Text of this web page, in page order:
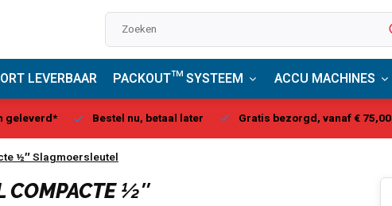
LEVERBAAR PACKOUT™ SYSTEEM ACCU MACHINES
geleverd* Bestel nu, betaal later Gratis bezorgd, vanaf € 75,00
½″ Slagmoersleutel
COMPACTE ½″